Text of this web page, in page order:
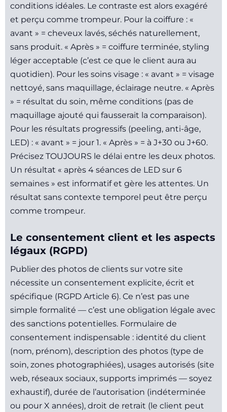
conditions idéales. Le contraste est alors exagéré
et perçu comme trompeur. Pour la coiffure : «
avant » = cheveux lavés, séchés naturellement,
sans produit. « Après » = coiffure terminée, styling
léger acceptable (c’est ce que le client aura au
quotidien). Pour les soins visage : « avant » = visage
nettoyé, sans maquillage, éclairage neutre. « Après
» = résultat du soin, même conditions (pas de
maquillage ajouté qui fausserait la comparaison).
Pour les résultats progressifs (peeling, anti-âge,
LED) : « avant » = jour 1. « Après » = à J+30 ou J+60.
Précisez TOUJOURS le délai entre les deux photos.
Un résultat « après 4 séances de LED sur 6
semaines » est informatif et gère les attentes. Un
résultat sans contexte temporel peut être perçu
comme trompeur.
Le consentement client et les aspects
légaux (RGPD)
Publier des photos de clients sur votre site
nécessite un consentement explicite, écrit et
spécifique (RGPD Article 6). Ce n’est pas une
simple formalité — c’est une obligation légale avec
des sanctions potentielles. Formulaire de
consentement indispensable : identité du client
(nom, prénom), description des photos (type de
soin, zones photographiées), usages autorisés (site
web, réseaux sociaux, supports imprimés — soyez
exhaustif), durée de l’autorisation (indéterminée
ou pour X années), droit de retrait (le client peut